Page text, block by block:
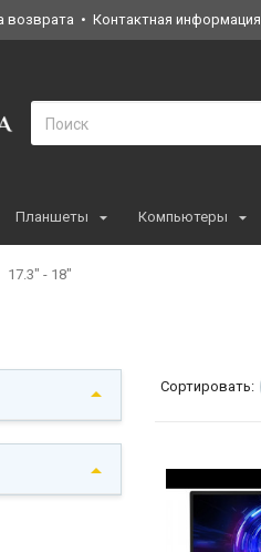
возврата Контактная информация
Планшеты Компьютеры
17.3" - 18"
Сортировать: